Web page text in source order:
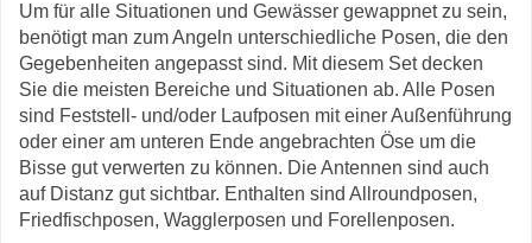
Um für alle Situationen und Gewässer gewappnet zu sein,
benötigt man zum Angeln unterschiedliche Posen, die den
Gegebenheiten angepasst sind. Mit diesem Set decken
Sie die meisten Bereiche und Situationen ab. Alle Posen
sind Feststell- und/oder Laufposen mit einer Außenführung
oder einer am unteren Ende angebrachten Öse um die
Bisse gut verwerten zu können. Die Antennen sind auch
auf Distanz gut sichtbar. Enthalten sind Allroundposen,
Friedfischposen, Wagglerposen und Forellenposen.